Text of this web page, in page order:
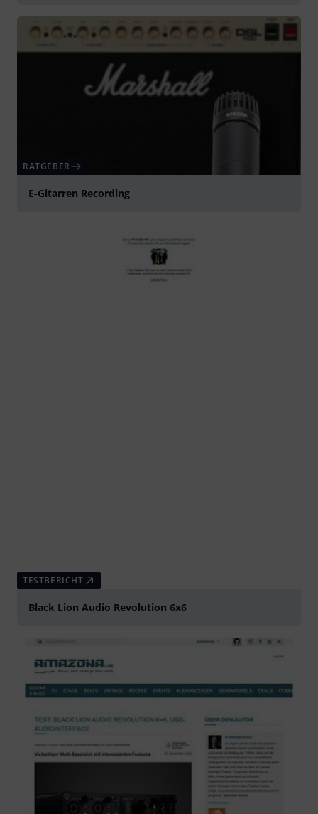
RATGEBER
E-Gitarren Recording
TESTBERICHT
Black Lion Audio Revolution 6x6